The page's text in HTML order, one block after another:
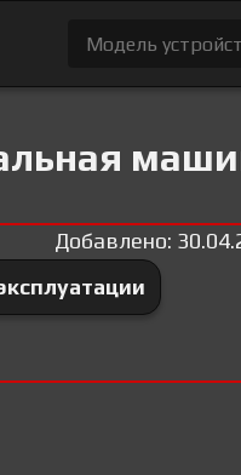
Добавлено: